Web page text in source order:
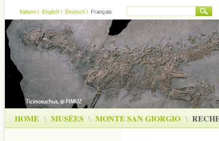
Italiano \ English \ Deutsch \ Français
HOME \ MUSÉES \ MONTE SAN GIORGIO \